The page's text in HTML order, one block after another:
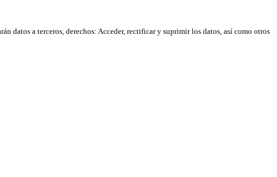
datos a terceros, derechos: Acceder, rectificar y suprimir los datos, así como otros